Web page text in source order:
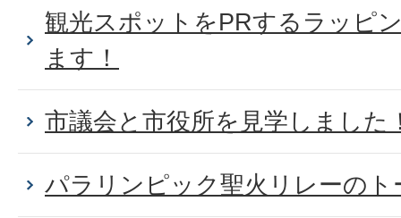
観光スポットをPRするラッピ
ます！
市議会と市役所を見学しました
パラリンピック聖火リレーのト